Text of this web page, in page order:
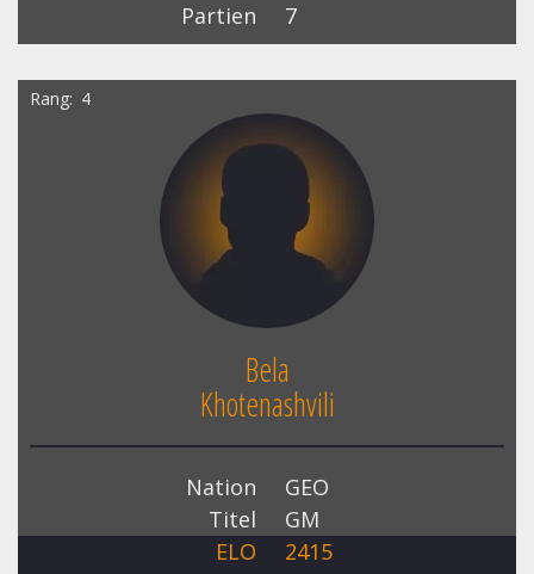
Partien
7
Rang 4
Bela
Khotenashvili
Nation
GEO
Titel
GM
ELO
2415